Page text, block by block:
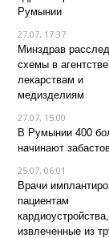
Румынии
27.07, 17:37
Минздрав
схемы в
лекарствам и
медизделиям
27.07, 15:00
В Румынии 400
начинают
25.07, 06:01
Врачи
пациентам
кардиоустройства,
извлеченные из